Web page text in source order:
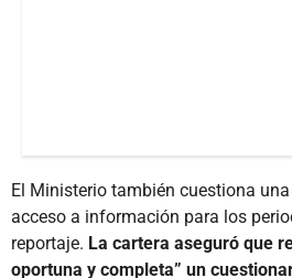
El Ministerio también cuestiona
acceso a información para los
reportaje. La cartera aseguró que
oportuna y completa” un